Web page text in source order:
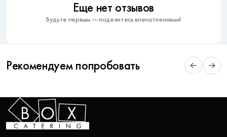
Еще нет отзывов
Будьте первым — поделитесь впечатлениями!
Рекомендуем попробовать